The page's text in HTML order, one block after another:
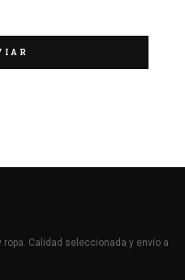
ropa. Calidad seleccionada y envío a